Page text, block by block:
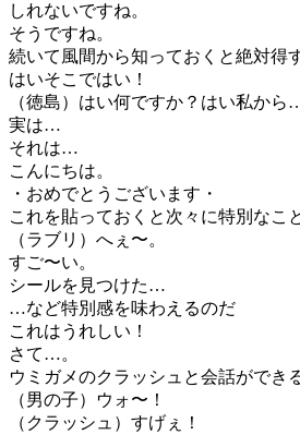
しれないですね。
そうですね。
続いて風間から知っておくと絶対得
はいそこではい！
（徳島）はい何ですか？はい私から…
実は…
それは…
こんにちは。
・おめでとうございます・
これを貼っておくと次々に特別なこ
（ラブリ）へぇ〜。
すご〜い。
シールを見つけた…
…など特別感を味わえるのだ
これはうれしい！
さて…。
ウミガメのクラッシュと会話ができ
（男の子）ウォ〜！
（クラッシュ）すげぇ！